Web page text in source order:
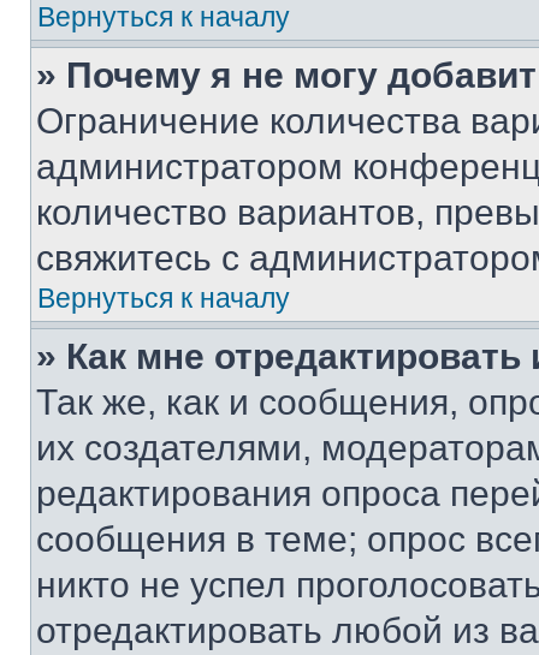
Вернуться к началу
» Почему я не могу
Ограничение количества
администратором
количество вариантов,
свяжитесь с
Вернуться к началу
» Как мне
Так же, как и сообщения,
их создателями,
редактирования опроса
сообщения в теме; опрос
никто не успел
отредактировать любой из